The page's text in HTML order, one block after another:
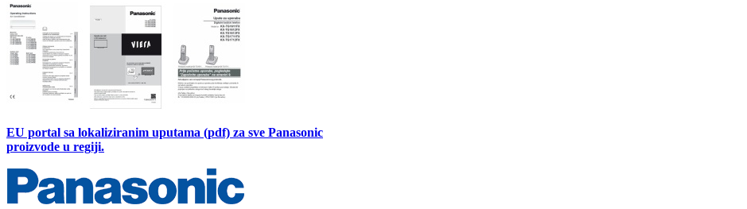
EU portal sa lokaliziranim uputama (pdf) za sve Panasonic
proizvode u regiji.